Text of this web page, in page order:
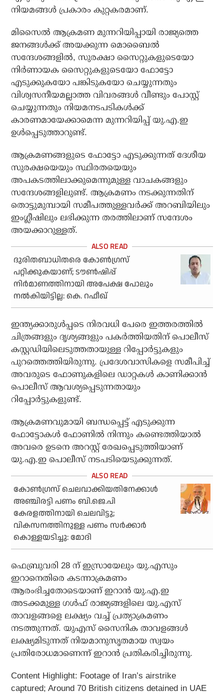
നിയമങ്ങള്‍ പ്രകാരം കുറ്റകരമാണ്.
മിസൈല്‍ ആക്രമണ മുന്നറിയിപ്പായി രാജ്യത്തെ
ജനങ്ങള്‍ക്ക് അയക്കുന്ന മൊബൈല്‍
സന്ദേശങ്ങളില്‍, സുരക്ഷാ സൈറ്റുകളുടെയോ
നിര്‍ണായക സൈറ്റുകളുടെയോ ഫോട്ടോ
എടുക്കുകയോ പങ്കിടുകയോ ചെയ്യുന്നതും
വിശ്വസനീയമല്ലാത്ത വിവരങ്ങള്‍ വീണ്ടും പോസ്റ്റ്
ചെയ്യുന്നതും നിയമനടപടികള്‍ക്ക്
കാരണമായേക്കാമെന്ന മുന്നറിയിപ്പ് യു.എ.ഇ
ഉള്‍പ്പെടുത്താറുണ്ട്.
ആക്രമണങ്ങളുടെ ഫോട്ടോ എടുക്കുന്നത് ദേശീയ
സുരക്ഷയെയും സ്ഥിരതയെയും
അപകടത്തിലാക്കുമെന്നുമുള്ള വാചകങ്ങളും
സന്ദേശങ്ങളിലുണ്ട്. ആക്രമണം നടക്കുന്നതിന്
തൊട്ടുമുമ്പായി സമീപത്തുള്ളവര്‍ക്ക് അറബിയിലും
ഇംഗ്ലീഷിലും ലഭിക്കുന്ന തരത്തിലാണ് സന്ദേശം
അയക്കാറുള്ളത്.
ദുരിതബാധിതരെ കോണ്‍ഗ്രസ്
പറ്റിക്കുകയാണ്; ടൗണ്‍ഷിപ്പ്
നിര്‍മാണത്തിനായി അപേക്ഷ പോലും
നല്‍കിയിട്ടില്ല: കെ. റഫീഖ്
ഇന്ത്യക്കാരുള്‍പ്പടെ നിരവധി പേരെ ഇത്തരത്തില്‍
ചിത്രങ്ങളും ദൃശ്യങ്ങളും പകര്‍ത്തിയതിന് പൊലീസ്
കസ്റ്റഡിയിലെടുത്തതായുള്ള റിപ്പോര്‍ട്ടുകളും
പുറത്തെത്തിയിരുന്നു. പ്രദേശവാസികളെ സമീപിച്ച്
അവരുടെ ഫോണുകളിലെ ഡാറ്റകള്‍ കാണിക്കാന്‍
പൊലീസ് ആവശ്യപ്പെടുന്നതായും
റിപ്പോര്‍ട്ടുകളുണ്ട്.
ആക്രമണവുമായി ബന്ധപ്പെട്ട് എടുക്കുന്ന
ഫോട്ടോകള്‍ ഫോണില്‍ നിന്നും കണ്ടെത്തിയാല്‍
അവരെ ഉടനെ അറസ്റ്റ് രേഖപ്പെടുത്തിയാണ്
യു.എ.ഇ പൊലീസ് നടപടിയെടുക്കുന്നത്.
കോണ്‍ഗ്രസ് ചെലവാക്കിയതിനേക്കാള്‍
അഞ്ചിരട്ടി പണം ബി.ജെ.പി
കേരളത്തിനായി ചെലവിട്ടു;
വികസനത്തിനുള്ള പണം സര്‍ക്കാര്‍
കൊള്ളയടിച്ചു: മോദി
ഫെബ്രുവരി 28 ന് ഇസ്രായേലും യു.എസും
ഇറാനെതിരെ കടന്നാക്രമണം
ആരംഭിച്ചതോടെയാണ് ഇറാന്‍ യു.എ.ഇ
അടക്കമുള്ള ഗള്‍ഫ് രാജ്യങ്ങളിലെ യു.എസ്
താവളങ്ങളെ ലക്ഷ്യം വച്ച് പ്രത്യാക്രമണം
നടത്തുന്നത്. യുഎസ് സൈനിക താവളങ്ങള്‍
ലക്ഷ്യമിടുന്നത് നിയമാനുസൃതമായ സ്വയം
പ്രതിരോധമാണെന്ന് ഇറാന്‍ പ്രതികരിച്ചിരുന്നു.
Content Highlight: Footage of Iran’s airstrike
captured; Around 70 British citizens detained in UAE